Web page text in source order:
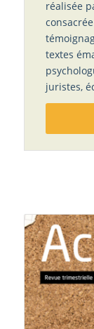
réalisée
textes
juristes,